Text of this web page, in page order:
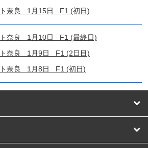
ト奈良 1月15日 F1 (初日)
ト奈良 1月10日 F1 (最終日)
ト奈良 1月9日 F1 (2日目)
ト奈良 1月8日 F1 (初日)